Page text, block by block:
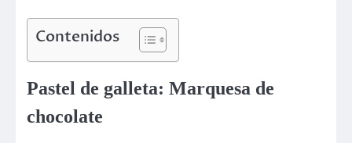
Contenidos
Pastel de galleta: Marquesa de
chocolate